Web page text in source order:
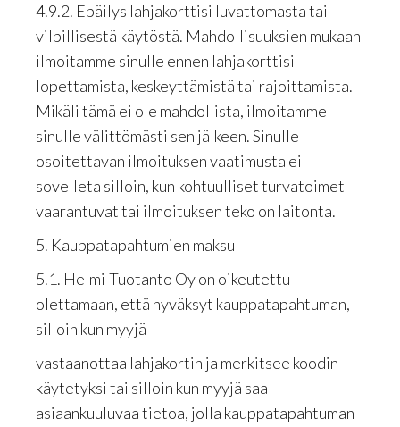
4.9.2. Epäilys lahjakorttisi luvattomasta tai
vilpillisestä käytöstä. Mahdollisuuksien mukaan
ilmoitamme sinulle ennen lahjakorttisi
lopettamista, keskeyttämistä tai rajoittamista.
Mikäli tämä ei ole mahdollista, ilmoitamme
sinulle välittömästi sen jälkeen. Sinulle
osoitettavan ilmoituksen vaatimusta ei
sovelleta silloin, kun kohtuulliset turvatoimet
vaarantuvat tai ilmoituksen teko on laitonta.
5. Kauppatapahtumien maksu
5.1. Helmi-Tuotanto Oy on oikeutettu
olettamaan, että hyväksyt kauppatapahtuman,
silloin kun myyjä
vastaanottaa lahjakortin ja merkitsee koodin
käytetyksi tai silloin kun myyjä saa
asiaankuuluvaa tietoa, jolla kauppatapahtuman